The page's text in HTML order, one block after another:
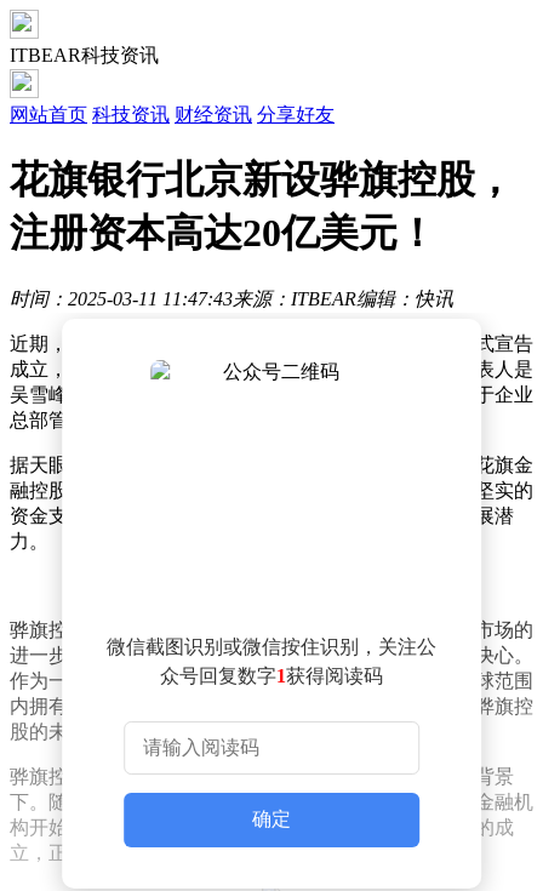
ITBEAR科技资讯
网站首页 科技资讯 财经资讯 分享好友
花旗银行北京新设骅旗控股，
注册资本高达20亿美元！
时间：2025-03-11 11:47:43来源：ITBEAR编辑：快讯
近期，一家名为骅旗控股（北京）有限公司的新企业正式宣告
成立，引发了业界的广泛关注。据悉，该公司的法定代表人是
吴雪峰，其注册资本高达20亿美元，业务范围主要集中于企业
总部管理。
据天眼查信息显示，骅旗控股的股东结构清晰明了，由花旗金
融控股集团全资控股。这一背景不仅为骅旗控股提供了坚实的
资金支撑，也预示着其未来在金融领域的深度布局和发展潜
力。
骅旗控股的成立，不仅标志着花旗金融控股集团在中国市场的
进一步拓展，也体现了其对中国市场长期发展的信心和决心。
作为一家实力雄厚的金融控股集团，花旗金融控股在全球范围
内拥有广泛的业务网络和丰富的管理经验，这无疑将为骅旗控
股的未来发展注入强大的动力。
骅旗控股的成立正值中国金融市场日益开放和多元化的背景
下。随着金融市场的不断发展和深化，越来越多的国际金融机
构开始涌入中国市场，寻求新的发展机遇。而骅旗控股的成
立，正是这一趋势的生动体现。
微信截图识别或微信按住识别，关注公
众号回复数字1获得阅读码
确定